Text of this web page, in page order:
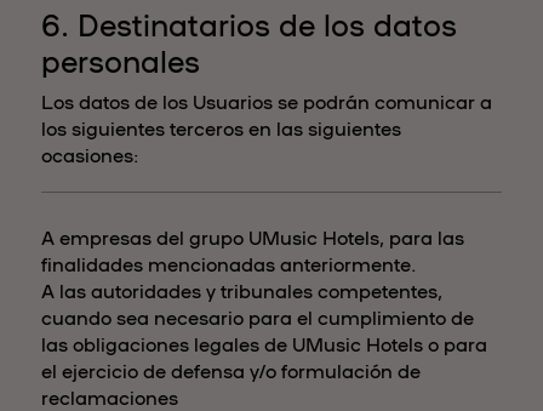
6. Destinatarios de los datos
personales
Los datos de los Usuarios se podrán comunicar a
los siguientes terceros en las siguientes
ocasiones:
A empresas del grupo UMusic Hotels, para las
finalidades mencionadas anteriormente.
A las autoridades y tribunales competentes,
cuando sea necesario para el cumplimiento de
las obligaciones legales de UMusic Hotels o para
el ejercicio de defensa y/o formulación de
reclamaciones